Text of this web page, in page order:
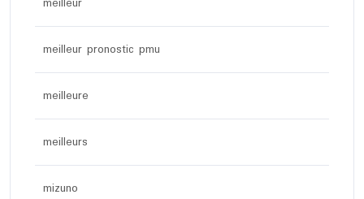
meilleur pronostic pmu
meilleure
meilleurs
mizuno